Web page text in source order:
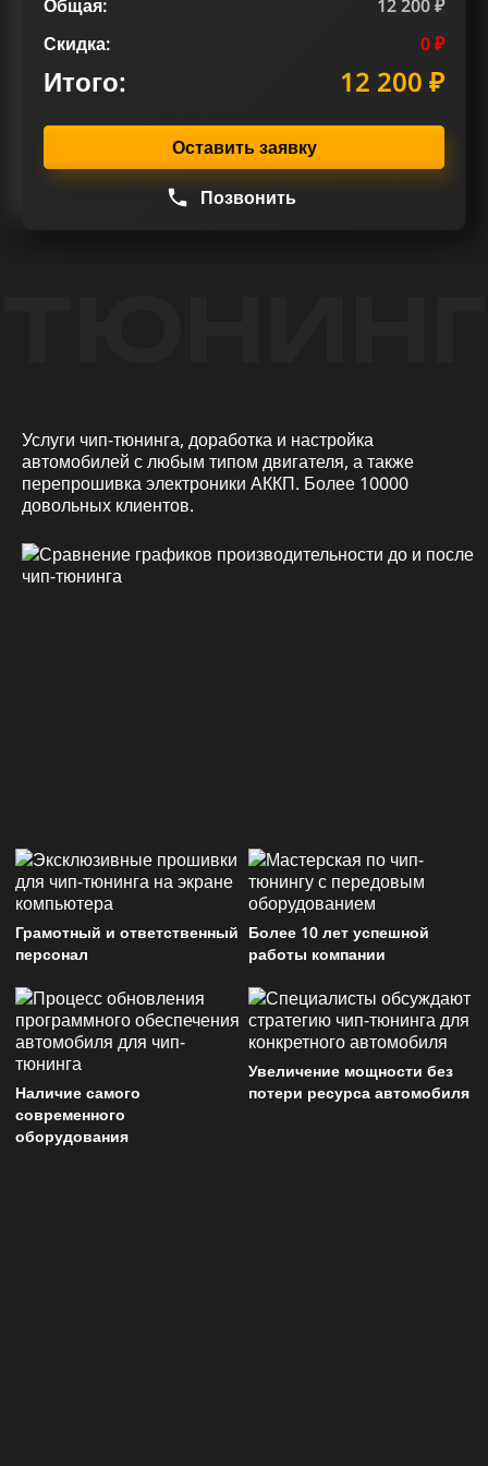
Общая:
12 200 ₽
Скидка:
0 ₽
Итого: 12 200 ₽
Оставить заявку
Позвонить
Услуги чип-тюнинга, доработка и настройка
автомобилей с любым типом двигателя, а также
перепрошивка электроники АККП. Более 10000
довольных клиентов.
Грамотный и ответственный
персонал
Более 10 лет успешной
работы компании
Наличие самого
современного
оборудования
Увеличение мощности без
потери ресурса автомобиля